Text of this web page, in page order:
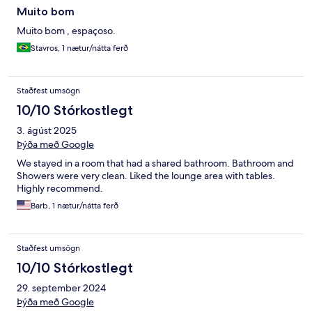
Muito bom
Muito bom , espaçoso.
Stavros, 1 nætur/nátta ferð
Staðfest umsögn
10/10 Stórkostlegt
3. ágúst 2025
Þýða með Google
We stayed in a room that had a shared bathroom. Bathroom and
Showers were very clean. Liked the lounge area with tables.
Highly recommend.
Barb, 1 nætur/nátta ferð
Staðfest umsögn
10/10 Stórkostlegt
29. september 2024
Þýða með Google